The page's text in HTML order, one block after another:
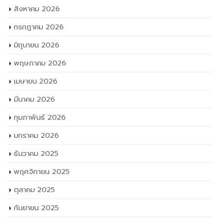
สิงหาคม 2026
กรกฎาคม 2026
มิถุนายน 2026
พฤษภาคม 2026
เมษายน 2026
มีนาคม 2026
กุมภาพันธ์ 2026
มกราคม 2026
ธันวาคม 2025
พฤศจิกายน 2025
ตุลาคม 2025
กันยายน 2025